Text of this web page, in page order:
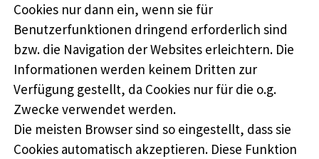
Cookies nur dann ein, wenn sie für
Benutzerfunktionen dringend erforderlich sind
bzw. die Navigation der Websites erleichtern. Die
Informationen werden keinem Dritten zur
Verfügung gestellt, da Cookies nur für die o.g.
Zwecke verwendet werden.
Die meisten Browser sind so eingestellt, dass sie
Cookies automatisch akzeptieren. Diese Funktion